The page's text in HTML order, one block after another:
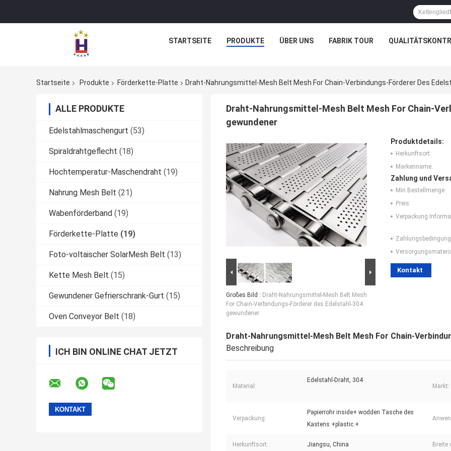
STARTSEITE PRODUKTE ÜBER UNS FABRIK TOUR
Startseite Produkte Förderkette-Platte Draht-Nahrungsmittel-Mesh Belt Mesh For Chain-Verbindungs-Förderer Des
ALLE PRODUKTE
Edelstahlmaschengurt (53)
Spiraldrahtgeflecht (18)
Hochtemperatur-Maschendraht (19)
Nahrung Mesh Belt (21)
Wabenförderband (19)
Förderkette-Platte (19)
Foto-voltaischer SolarMesh Belt (13)
Kette Mesh Belt (15)
Gewundener Gefrierschrank-Gurt (15)
Oven Conveyor Belt (18)
ICH BIN ONLINE CHAT JETZT
Draht-Nahrungsmittel-Mesh Belt Mesh For Chain-
gewundener
Großes Bild : Draht-Nahrungsmittel-Mesh Belt Mesh
For Chain-Verbindungs-Förderer des Edelstahl-304
gewundener
Produktdetails:
Herkunftsort:
Markenname:
Zahlung und
Min Bestellmenge:
Preis:
Verpackung
Kontakt
Draht-Nahrungsmittel-Mesh Belt Mesh For Chain-
Beschreibung
Material:
Edelstahl-Draht, 304
Markt:
Verpackung:
Papierrohr inside+ wodden Tasche des
Kastens +plastic +
Herkunftsort: Jiangsu, China Breite